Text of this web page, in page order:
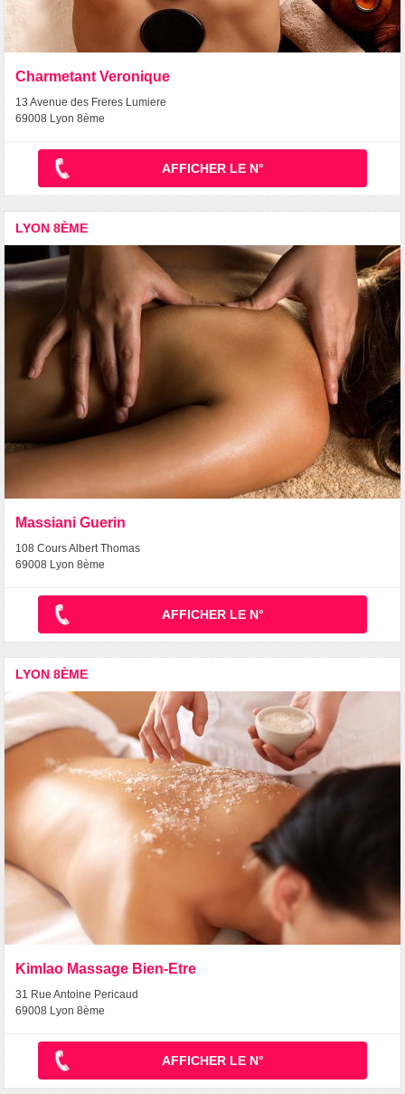
Charmetant Veronique
13 Avenue des Freres Lumiere
69008 Lyon 8ème
AFFICHER LE N°
LYON 8ÈME
Massiani Guerin
108 Cours Albert Thomas
69008 Lyon 8ème
AFFICHER LE N°
LYON 8ÈME
Kimlao Massage Bien-Etre
31 Rue Antoine Pericaud
69008 Lyon 8ème
AFFICHER LE N°